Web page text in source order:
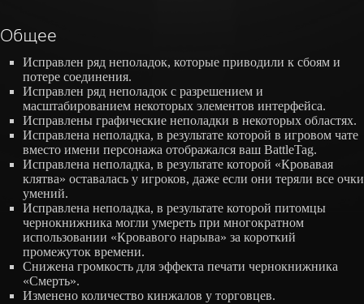
Общее
Исправлен ряд неполадок, которые приводили к сбоям и
потере соединения.
Исправлен ряд неполадок с разрешением и
масштабированием некоторых элементов интерфейса.
Исправлены графические неполадки в некоторых областях.
Исправлена неполадка, в результате которой в игровом чате
вместо имени персонажа отображался ваш BattleTag.
Исправлена неполадка, в результате которой «Кровавая
клятва» оставалась у игроков, даже если они теряли все очки
умений.
Исправлена неполадка, в результате которой питомцы
чернокнижника могли умереть при многократном
использовании «Кровавого нарыва» за короткий
промежуток времени.
Снижена громкость для эффекта печати чернокнижника
«Смерть».
Изменено количество кинжалов у торговцев.